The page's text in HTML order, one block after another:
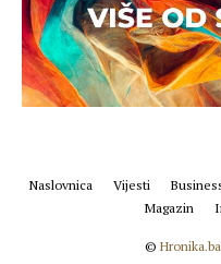
Naslovnica Vijesti
Magazin
© Hronika.ba